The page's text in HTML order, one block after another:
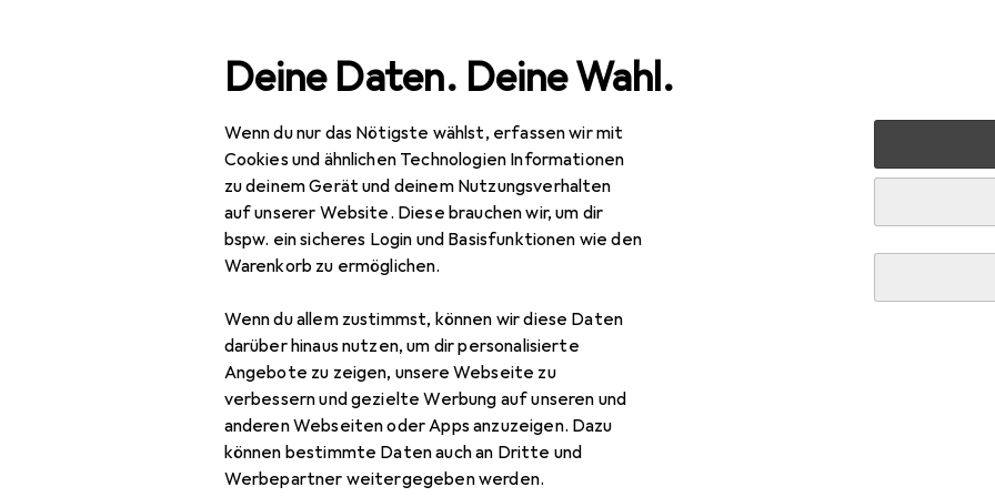
Deine Daten. Deine Wahl.
Wenn du nur das Nötigste wählst, erfassen wir mit
Cookies und ähnlichen Technologien Informationen
zu deinem Gerät und deinem Nutzungsverhalten
auf unserer Website. Diese brauchen wir, um dir
bspw. ein sicheres Login und Basisfunktionen wie den
Warenkorb zu ermöglichen.
Wenn du allem zustimmst, können wir diese Daten
darüber hinaus nutzen, um dir personalisierte
Angebote zu zeigen, unsere Webseite zu
verbessern und gezielte Werbung auf unseren und
anderen Webseiten oder Apps anzuzeigen. Dazu
können bestimmte Daten auch an Dritte und
Werbepartner weitergegeben werden.
Navigation nach Kategorien Gesamtsortiment Baumarkt + Garten
EUR
21,13
BrennenstuhlRM C 9010
Zubehör für Brennenstuhl RM C 9010
Hier findest du passendes Zubehör zum Produkt Brennenstuhl RM C 9010 aus der
Sortieren nach: Relevanz